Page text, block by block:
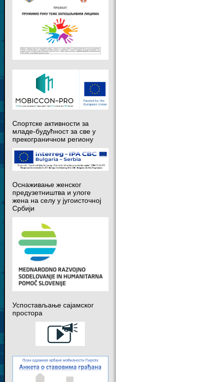
Спортске активности за
младе-будућност за све у
прекограничном региону
Оснаживање женског
предузетништва и улоге
жена на селу у југоисточној
Србији
Успостављање сајамског
простора